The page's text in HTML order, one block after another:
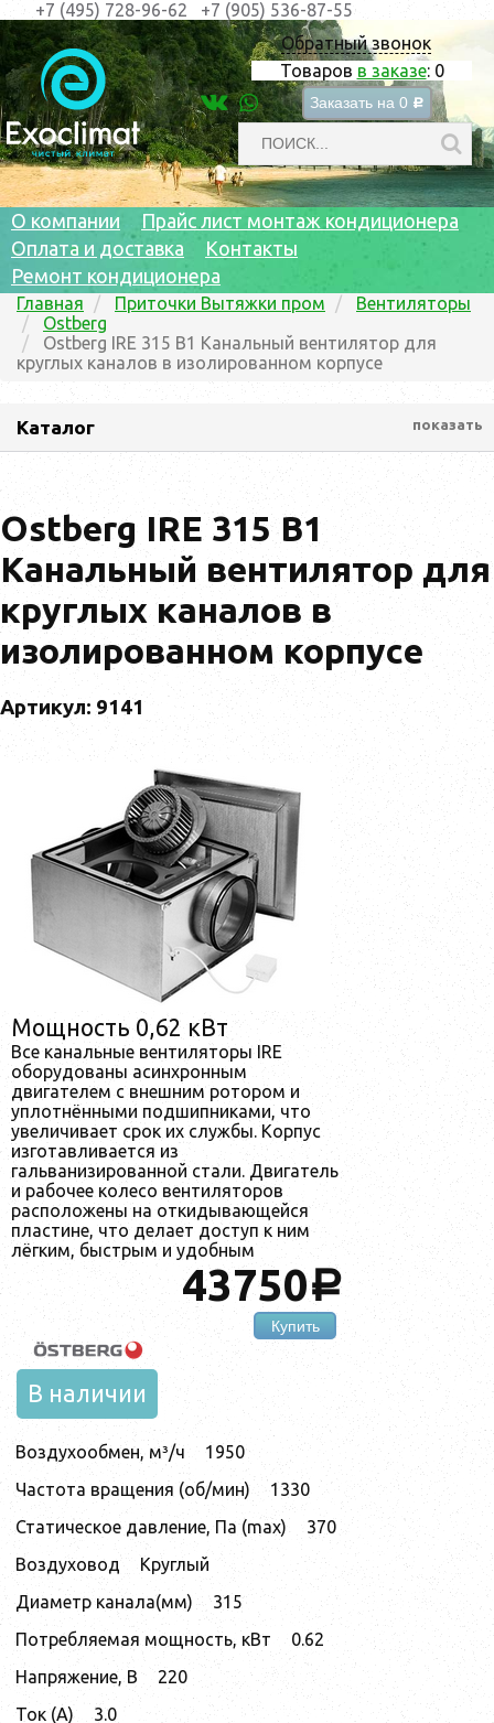
Обратный звонок
Товаров в заказе: 0
Заказать на 0 c
+7 (495) 728-96-62 +7 (905) 536-87-55
О компании
Прайс лист монтаж кондиционера
Оплата и доставка
Контакты
Ремонт кондиционера
Главная Приточки Вытяжки пром
Вентиляторы
Ostberg
Ostberg IRE 315 B1 Канальный вентилятор для
круглых каналов в изолированном корпусе
Каталог показать
Ostberg IRE 315 B1
Канальный вентилятор для
круглых каналов в
изолированном корпусе
Артикул: 9141
Мощность 0,62 кВт
Все канальные вентиляторы IRE
оборудованы асинхронным
двигателем с внешним ротором и
уплотнёнными подшипниками, что
увеличивает срок их службы. Корпус
изготавливается из
гальванизированной стали. Двигатель
и рабочее колесо вентиляторов
расположены на откидывающейся
пластине, что делает доступ к ним
лёгким, быстрым и удобным
43750a
Купить
В наличии
Воздухообмен, м³/ч
1950
Частота вращения (об/мин)
1330
Статическое давление, Па (max)
370
Воздуховод
Круглый
Диаметр канала(мм)
315
Потребляемая мощность, кВт
0.62
Напряжение, В
220
Ток (А)
3.0